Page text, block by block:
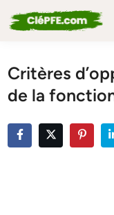
to
Critères
de la